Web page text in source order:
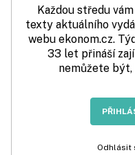
Každou středu
texty aktuálního
webu ekonom.cz.
33 let přináší
nemůžete
Odhlásit